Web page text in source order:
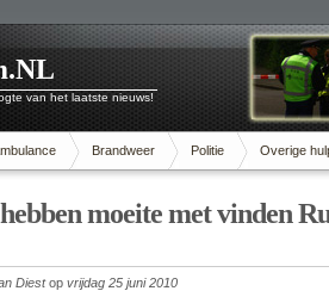
van het laatste nieuws!
Brandweer Politie Overige
moeite met vinden
Diestop vrijdag 25 juni 2010